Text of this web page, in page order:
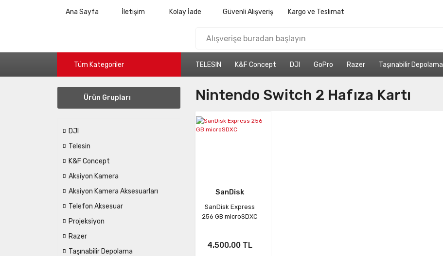
Ana Sayfa İletişim Kolay İade Güvenli Alışveriş Kargo ve Teslimat
Tüm Kategoriler TELESIN K&F Concept DJI GoPro Razer Taşınabilir Depolama
Ürün Grupları
DJI
Telesin
K&F Concept
Aksiyon Kamera
Aksiyon Kamera Aksesuarları
Telefon Aksesuar
Projeksiyon
Razer
Taşınabilir Depolama
Nintendo Switch 2 Hafıza Kartı
SanDisk
SanDisk Express
256 GB microSDXC
4.500,00 TL